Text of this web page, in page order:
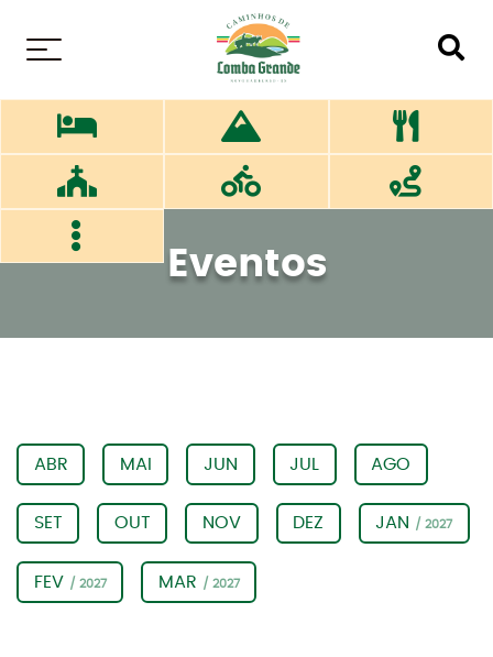
Eventos
ABR MAI JUN JUL AGO
SET OUT NOV DEZ JAN / 2027
FEV / 2027 MAR / 2027